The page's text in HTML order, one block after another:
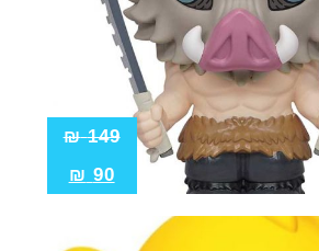
149
₪
90
₪